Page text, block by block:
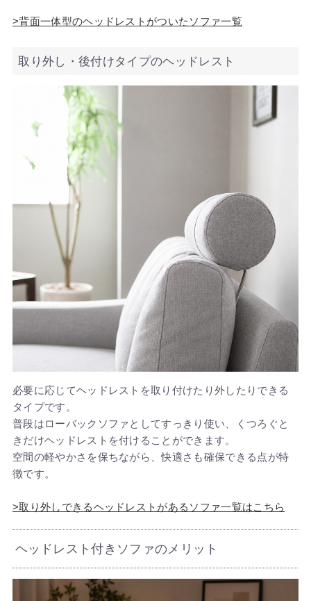
>背面一体型のヘッドレストがついたソファ一覧
取り外し・後付けタイプのヘッドレスト
必要に応じてヘッドレストを取り付けたり外したりできる
タイプです。
普段はローバックソファとしてすっきり使い、くつろぐと
きだけヘッドレストを付けることができます。
空間の軽やかさを保ちながら、快適さも確保できる点が特
徴です。
>取り外しできるヘッドレストがあるソファ一覧はこちら
ヘッドレスト付きソファのメリット